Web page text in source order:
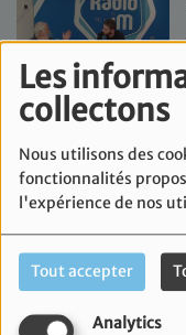
Les
collectons
Nous utilisons des
fonctionnalités
l'expérience de nos
Tout accepter
Analytics